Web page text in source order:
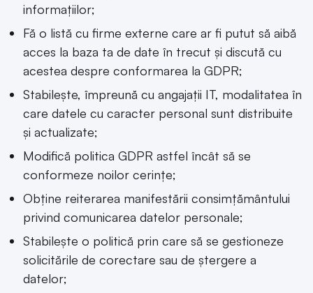
informațiilor;
Fă o listă cu firme externe care ar fi putut să aibă
acces la baza ta de date în trecut și discută cu
acestea despre conformarea la GDPR;
Stabilește, împreună cu angajații IT, modalitatea în
care datele cu caracter personal sunt distribuite
și actualizate;
Modifică politica GDPR astfel încât să se
conformeze noilor cerințe;
Obține reiterarea manifestării consimțământului
privind comunicarea datelor personale;
Stabilește o politică prin care să se gestioneze
solicitările de corectare sau de ștergere a
datelor;